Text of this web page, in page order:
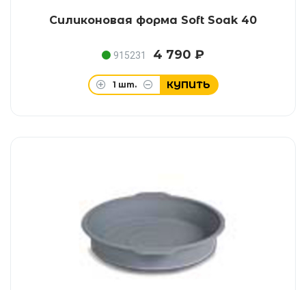
Силиконовая форма Soft Soak 40
915231 4 790 ₽
1 шт. КУПИТЬ